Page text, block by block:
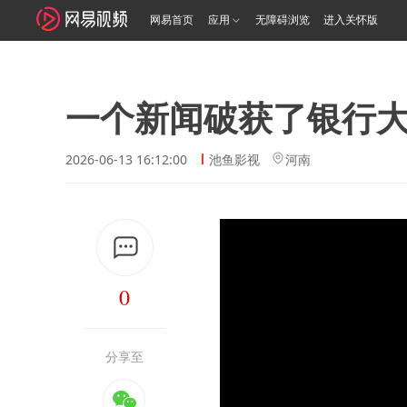
网易首页 应用 无障碍浏览 进入关怀版
一个新闻破获了银行
2026-06-13 16:12:00 池鱼影视 河南
0
分享至